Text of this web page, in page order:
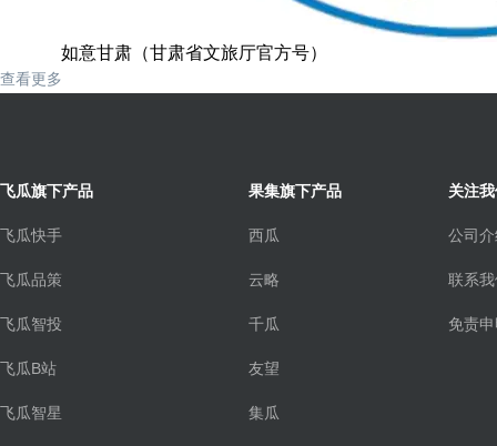
如意甘肃（甘肃省文旅厅官方号）
查看更多
飞瓜旗下产品
飞瓜快手
飞瓜品策
飞瓜智投
飞瓜B站
飞瓜智星
果集旗下产品
西瓜
云略
千瓜
友望
集瓜
关注
公司
联系
免责